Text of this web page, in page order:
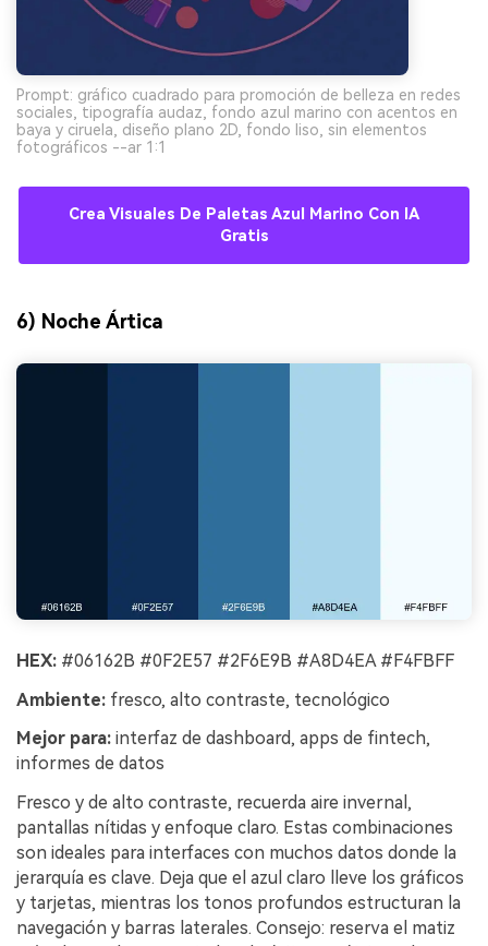
Prompt: gráfico cuadrado para promoción de belleza en redes
sociales, tipografía audaz, fondo azul marino con acentos en
baya y ciruela, diseño plano 2D, fondo liso, sin elementos
fotográficos --ar 1:1
Crea Visuales De Paletas Azul Marino Con IA
Gratis
6) Noche Ártica
HEX: #06162B #0F2E57 #2F6E9B #A8D4EA #F4FBFF
Ambiente: fresco, alto contraste, tecnológico
Mejor para: interfaz de dashboard, apps de fintech,
informes de datos
Fresco y de alto contraste, recuerda aire invernal,
pantallas nítidas y enfoque claro. Estas combinaciones
son ideales para interfaces con muchos datos donde la
jerarquía es clave. Deja que el azul claro lleve los gráficos
y tarjetas, mientras los tonos profundos estructuran la
navegación y barras laterales. Consejo: reserva el matiz